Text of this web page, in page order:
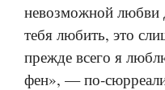
невозможной любви
тебя любить, это
прежде всего я
фен», — по-